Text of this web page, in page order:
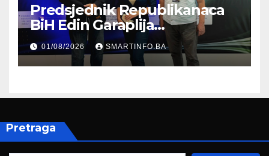
Predsjednik Republikanaca
BiH Edin Garaplija
prisustvovao prezentaciji
Federalnog sajma
zapošljavanja
01/08/2026 SMARTINFO.BA
Pretraga